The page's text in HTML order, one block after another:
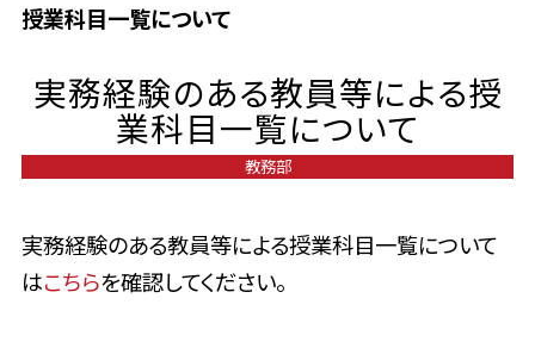
授業科目一覧について
実務経験のある教員等による授
業科目一覧について
教務部
実務経験のある教員等による授業科目一覧について
はこちらを確認してください。